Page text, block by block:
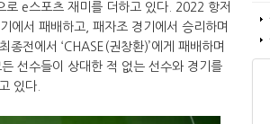
로 e스포츠 재미를 더하고 있다. 2022 항저
에서 패배하고, 패자조 경기에서 승리하며
전에서 ‘CHASE(권창환)’에게 패배하며
선수들이 상대한 적 없는 선수와 경기를
있다.​